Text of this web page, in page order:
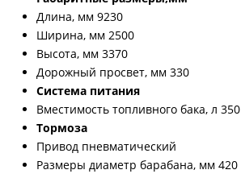
Длина, мм 9230
Ширина, мм 2500
Высота, мм 3370
Дорожный просвет, мм 330
Система питания
Вместимость топливного бака, л 350
Тормоза
Привод пневматический
Размеры диаметр барабана, мм 420